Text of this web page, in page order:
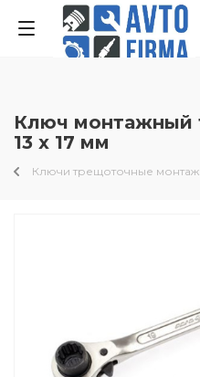
Ключ монтажный
13 х 17 мм
Ключи трещоточные